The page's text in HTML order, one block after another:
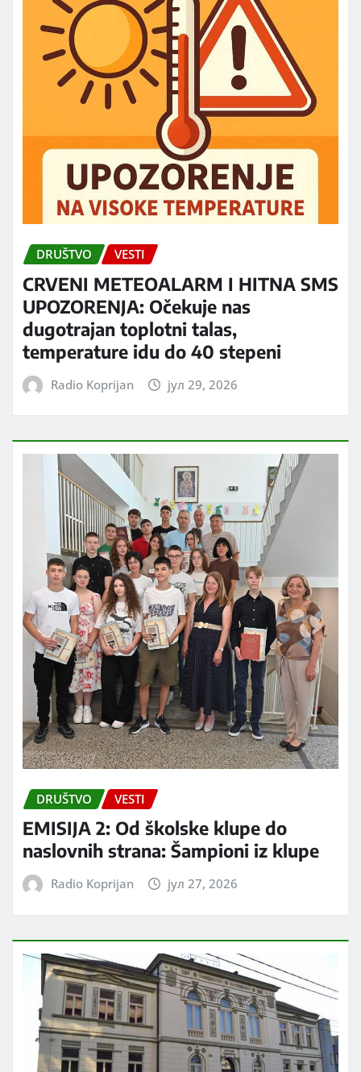
DRUŠTVO VESTI
CRVENI METEOALARM I HITNA SMS
UPOZORENJA: Očekuje nas
dugotrajan toplotni talas,
temperature idu do 40 stepeni
Radio Koprijan јул 29, 2026
DRUŠTVO VESTI
EMISIJA 2: Od školske klupe do
naslovnih strana: Šampioni iz klupe
Radio Koprijan јул 27, 2026